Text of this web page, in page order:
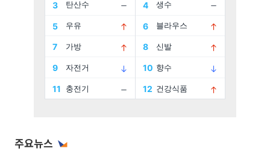
주요뉴스